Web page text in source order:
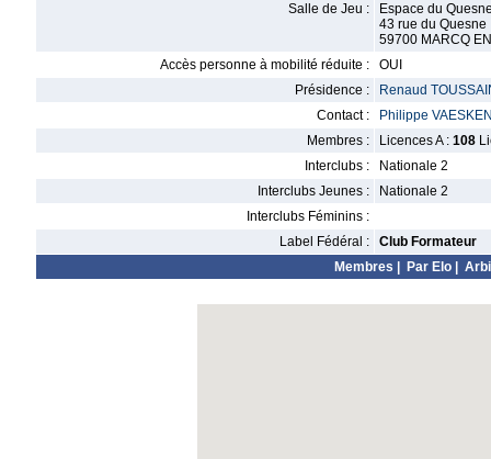
Salle de Jeu :
Espace du
43 rue du Quesne
59700 MARCQ
Accès personne à mobilité réduite :
OUI
Présidence :
Renaud
Contact :
Philippe
Membres :
Licences A : 108
Interclubs :
Nationale 2
Interclubs Jeunes :
Nationale 2
Interclubs Féminins :
Label Fédéral :
Club Formateur
Membres
Par Elo